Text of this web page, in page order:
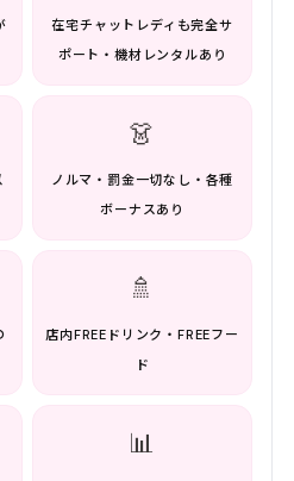
在宅チャットレディも完全サ
ポート・機材レンタルあり
👗
ノルマ・罰金一切なし・各種
ボーナスあり
🚿
店内FREEドリンク・FREEフー
ド
📊